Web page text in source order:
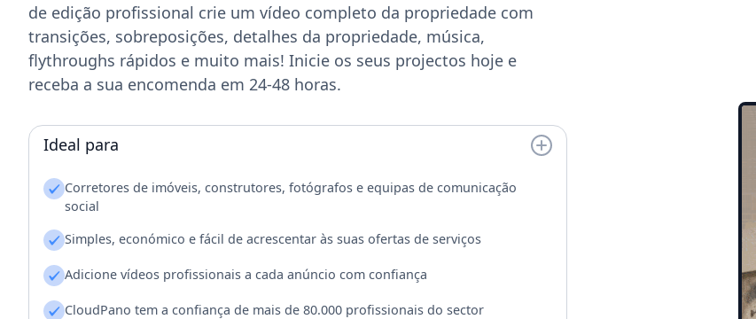
de edição profissional crie um vídeo completo da propriedade com
transições, sobreposições, detalhes da propriedade, música,
flythroughs rápidos e muito mais! Inicie os seus projectos hoje e
receba a sua encomenda em 24-48 horas.
Ideal para
Corretores de imóveis, construtores, fotógrafos e equipas de comunicação
social
Simples, económico e fácil de acrescentar às suas ofertas de serviços
Adicione vídeos profissionais a cada anúncio com confiança
CloudPano tem a confiança de mais de 80.000 profissionais do sector